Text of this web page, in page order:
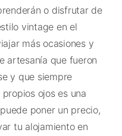
o disfrutar de
vintage en el
más ocasiones y
artesanía que fueron
y que siempre
ojos es una
poner un precio,
tu alojamiento en